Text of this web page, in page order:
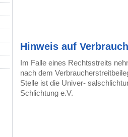
Hinweis auf
Im Falle eines Rechtsstreits
nach dem Verbraucher
Stelle ist die Univer-
Schlichtung e.V.